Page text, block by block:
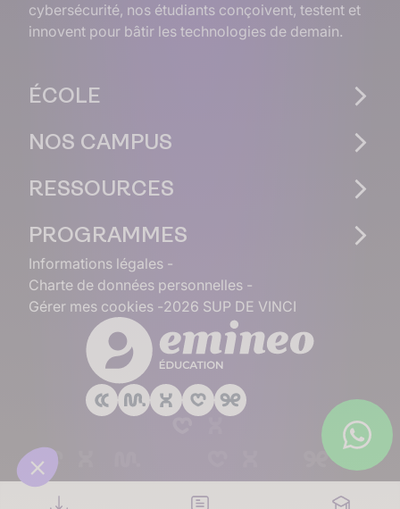
cybersécurité, nos étudiants conçoivent, testent et
innovent pour bâtir les technologies de demain.
ÉCOLE
NOS CAMPUS
RESSOURCES
PROGRAMMES
Informations légales
Charte de données personnelles
Gérer mes cookies 2026 SUP DE VINCI